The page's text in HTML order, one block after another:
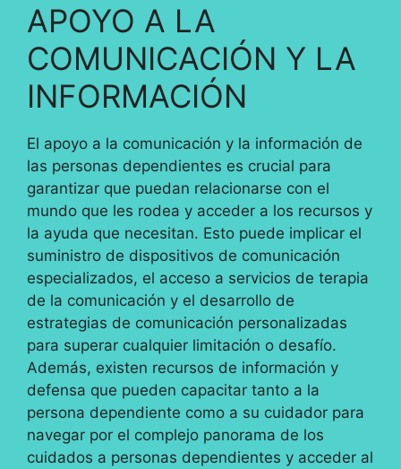
APOYO A LA
COMUNICACIÓN Y LA
INFORMACIÓN
El apoyo a la comunicación y la información de
las personas dependientes es crucial para
garantizar que puedan relacionarse con el
mundo que les rodea y acceder a los recursos y
la ayuda que necesitan. Esto puede implicar el
suministro de dispositivos de comunicación
especializados, el acceso a servicios de terapia
de la comunicación y el desarrollo de
estrategias de comunicación personalizadas
para superar cualquier limitación o desafío.
Además, existen recursos de información y
defensa que pueden capacitar tanto a la
persona dependiente como a su cuidador para
navegar por el complejo panorama de los
cuidados a personas dependientes y acceder al